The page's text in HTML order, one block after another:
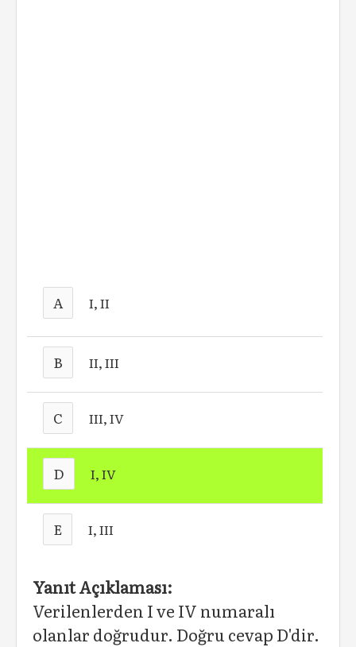
A I, II
B II, III
C III, IV
D I, IV
E I, III
Yanıt Açıklaması:
Verilenlerden I ve IV numaralı
olanlar doğrudur. Doğru cevap D'dir.